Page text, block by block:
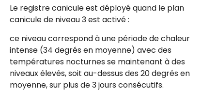
Le registre canicule est déployé quand le plan
canicule de niveau 3 est activé :
ce niveau correspond à une période de chaleur
intense (34 degrés en moyenne) avec des
températures nocturnes se maintenant à des
niveaux élevés, soit au-dessus des 20 degrés en
moyenne, sur plus de 3 jours consécutifs.